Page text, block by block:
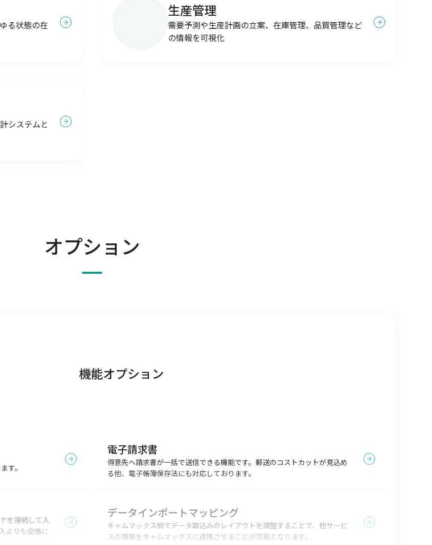
る状態の在
生産管理
需要予測や生産計画の立案、在庫管理、品質管理など
の情報を可視化
システムと
オプション
機能オプション
す。
電子請求書
得意先へ請求書が一括で送信できる機能です。郵送のコストカットが見込め
る他、電子帳簿保存法にも対応しております。
を接続して入
よりも安価に
データインポートマッピング
キャムマックス側でデータ取込みのレイアウトを調整することで、他サービ
スの情報をキャムマックスに連携させることが可能となります。